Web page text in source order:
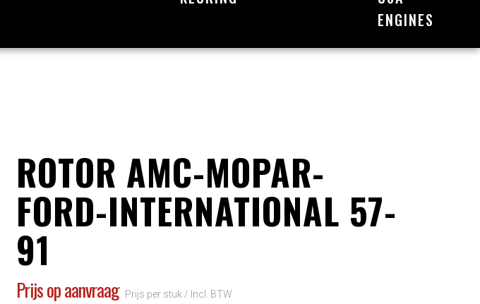
ENGINES
ROTOR AMC-MOPAR-
FORD-INTERNATIONAL 57-
91
Prijs op aanvraag Prijs per stuk / Incl. BTW